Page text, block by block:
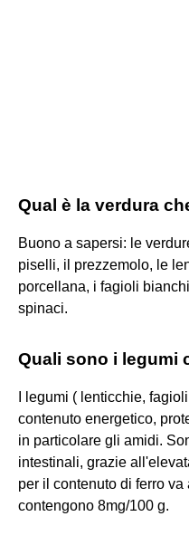
Qual è la verdura
Buono a sapersi: le
piselli, il prezzemolo, le
porcellana, i fagioli
spinaci.
Quali sono i legumi
I legumi ( lenticchie,
contenuto energetico,
in particolare gli amidi.
intestinali, grazie
per il contenuto di ferro
contengono 8mg/100 g.